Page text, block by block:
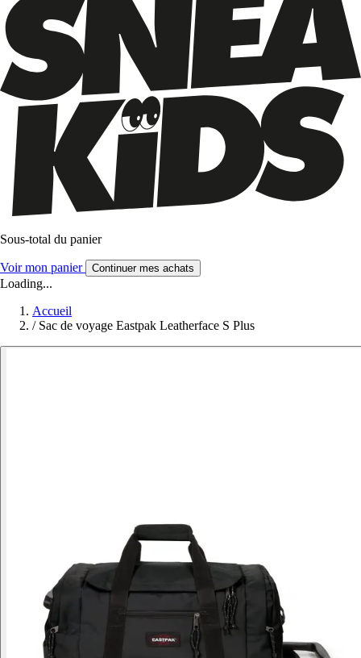
Sous-total du panier
Voir mon panier Continuer mes achats
Loading...
Accueil
/ Sac de voyage Eastpak Leatherface S Plus